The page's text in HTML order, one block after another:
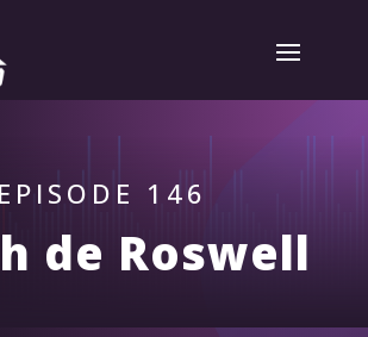
EPISODE 146
de Roswell